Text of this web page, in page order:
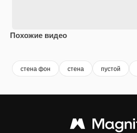
Похожие видео
стена фон стена пустой